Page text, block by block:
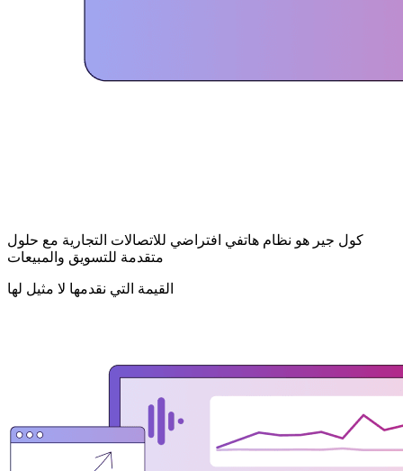
كول جير هو نظام هاتفي افتراضي للاتصالات التجارية مع حلول
متقدمة للتسويق والمبيعات
القيمة التي نقدمها لا مثيل لها